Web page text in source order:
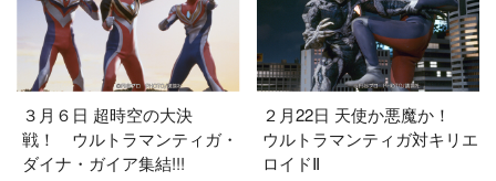
３月６日 超時空の大決
戦！ ウルトラマンティガ・
ダイナ・ガイア集結!!!
２月22日 天使か悪魔か！
ウルトラマンティガ対キリエ
ロイドⅡ